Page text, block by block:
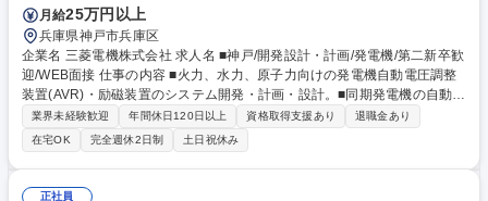
月給25万円以上
兵庫県神戸市兵庫区
企業名 三菱電機株式会社 求人名 ■神戸/開発設計・計画/発電機/第二新卒歓
迎/WEB面接 仕事の内容 ■火力、水力、原子力向けの発電機自動電圧調整
装置(AVR)・励磁装置のシステム開発・計画・設計。■同期発電機の自動電
圧調整装置(AVR)/励磁装置、系統電圧制御装置(AVQR, PSVR)の設計、製
作：単線図、発電機設計 データ等を基にした機能設計（シーケンス設計）
等■自動電圧調整装置(AVR)のシステム開発、機能設計：専用制御モジュー
ル(AVRモジュール)用のプリント基板、及びツール類の開発等■大電力機器
（励磁装置）の電気設計（パワーエレクトロニクス）、シミュレーション
業界未経験歓迎 年間休日120日以上 資格取得支援あり
退職金あり
在宅OK
完全週休2日制 土日祝休み
正社員